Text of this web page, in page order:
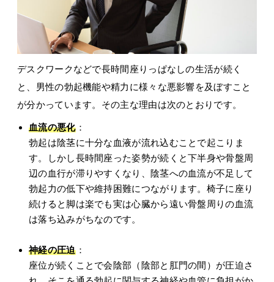
デスクワークなどで長時間座りっぱなしの生活が続く
と、男性の勃起機能や精力に様々な悪影響を及ぼすこと
が分かっています。その主な理由は次のとおりです。
血流の悪化：
勃起は陰茎に十分な血液が流れ込むことで起こりま
す。しかし長時間座った姿勢が続くと下半身や骨盤周
辺の血行が滞りやすくなり、陰茎への血流が不足して
勃起力の低下や維持困難につながります。椅子に座り
続けると脚は楽でも実は心臓から遠い骨盤周りの血流
は落ち込みがちなのです。
神経の圧迫：
座位が続くことで会陰部（陰部と肛門の間）が圧迫さ